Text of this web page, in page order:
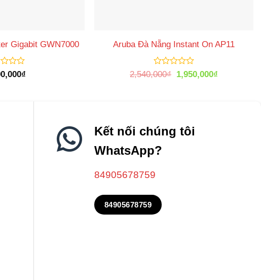
Gigabit GWN7000
₫
Aruba Đà Nẵng Instant On AP11
Được
2,540,000₫ Giá
gốc
1,950,000₫
Kết nối chúng tôi
WhatsApp?
84905678759
84905678759